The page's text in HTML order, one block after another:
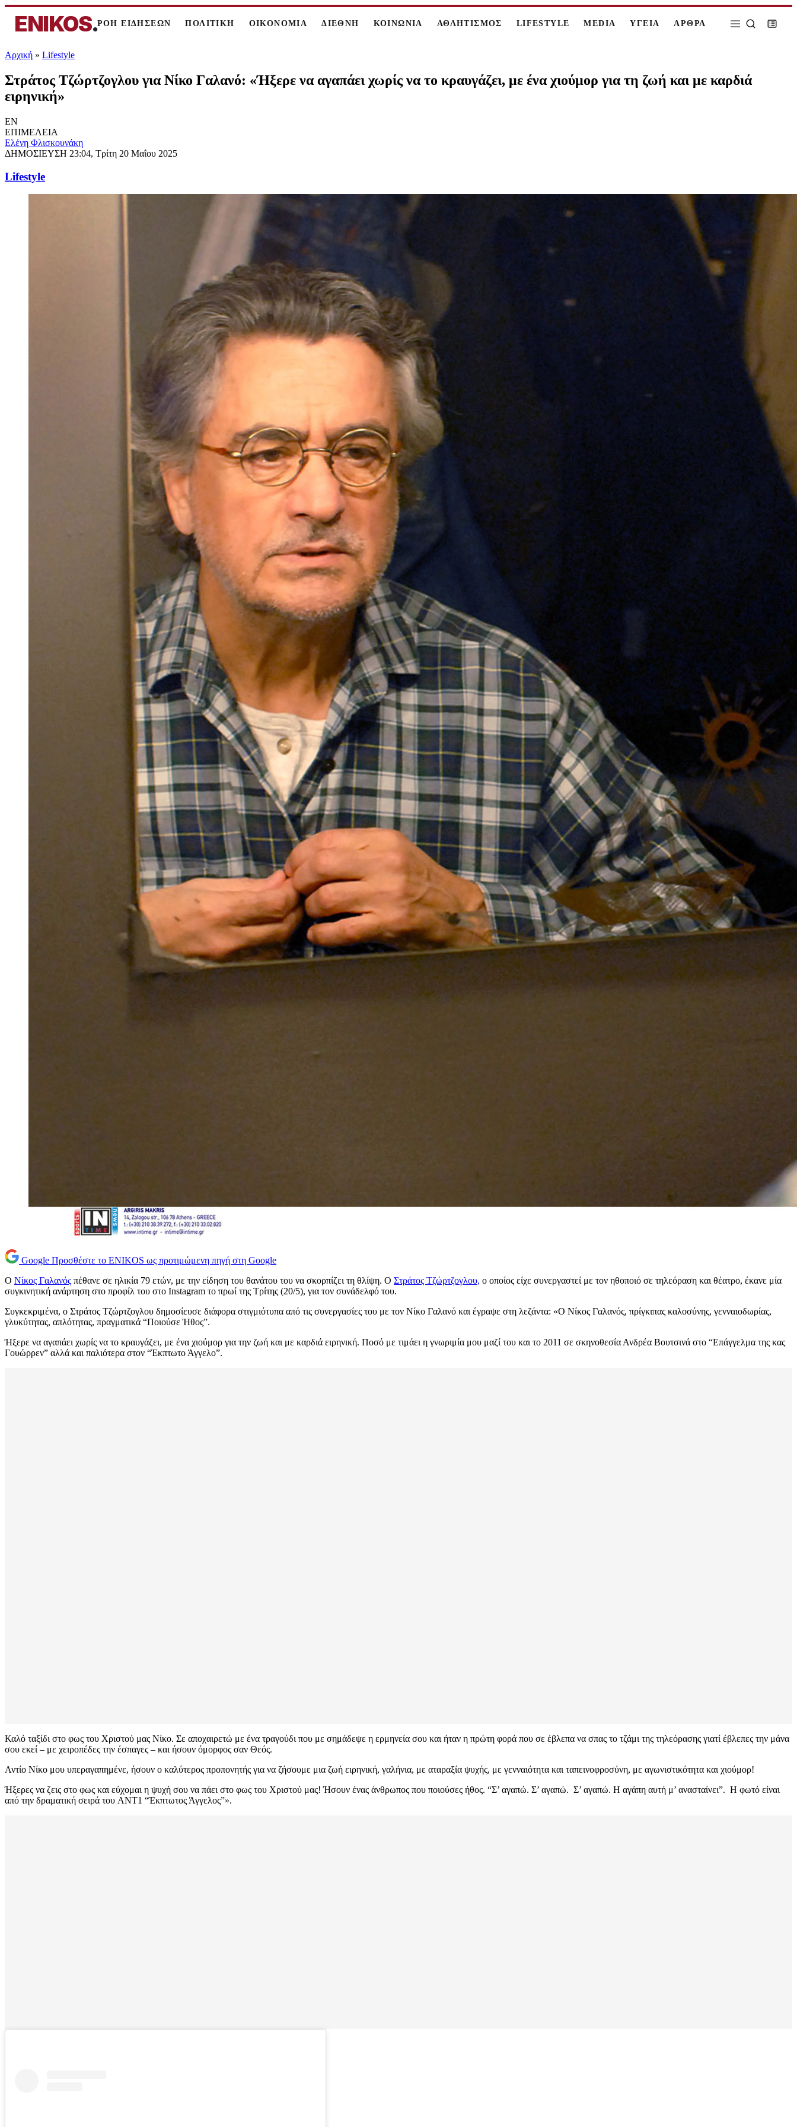
ENIKOS.ΡΟΗ ΕΙΔΗΣΕΩΝ ΠΟΛΙΤΙΚΗ ΟΙΚΟΝΟΜΙΑ ΔΙΕΘΝΗ ΚΟΙΝΩΝΙΑ ΑΘΛΗΤΙΣΜΟΣ LIFESTYLE MEDIA ΥΓΕΙΑ ΑΡΘΡΑ
Αρχική » Lifestyle
Στράτος Τζώρτζογλου για Νίκο Γαλανό: «Ήξερε να αγαπάει χωρίς να το κραυγάζει, με ένα χιούμορ για τη ζωή και με καρδιά
ειρηνική»
EN
ΕΠΙΜΕΛΕΙΑ
Ελένη Φλισκουνάκη
ΔΗΜΟΣΙΕΥΣΗ 23:04, Τρίτη 20 Μαΐου 2025
Lifestyle
Google Προσθέστε το ENIKOS ως προτιμώμενη πηγή στη Google
Ο Νίκος Γαλανός πέθανε σε ηλικία 79 ετών, με την είδηση του θανάτου του να σκορπίζει τη θλίψη. Ο Στράτος Τζώρτζογλου, ο οποίος είχε συνεργαστεί με τον ηθοποιό σε τηλεόραση και θέατρο, έκανε μία
συγκινητική ανάρτηση στο προφίλ του στο Instagram το πρωί της Τρίτης (20/5), για τον συνάδελφό του.
Συγκεκριμένα, ο Στράτος Τζώρτζογλου δημοσίευσε διάφορα στιγμιότυπα από τις συνεργασίες του με τον Νίκο Γαλανό και έγραψε στη λεζάντα: «Ο Νίκος Γαλανός, πρίγκιπας καλοσύνης, γενναιοδωρίας,
γλυκύτητας, απλότητας, πραγματικά “Ποιούσε Ήθος”.
Ήξερε να αγαπάει χωρίς να το κραυγάζει, με ένα χιούμορ για την ζωή και με καρδιά ειρηνική. Ποσό με τιμάει η γνωριμία μου μαζί του και το 2011 σε σκηνοθεσία Ανδρέα Βουτσινά στο “Επάγγελμα της κας
Γουώρρεν” αλλά και παλιότερα στον “Έκπτωτο Άγγελο”.
Καλό ταξίδι στο φως του Χριστού μας Νίκο. Σε αποχαιρετώ με ένα τραγούδι που με σημάδεψε η ερμηνεία σου και ήταν η πρώτη φορά που σε έβλεπα να σπας το τζάμι της τηλεόρασης γιατί έβλεπες την μάνα
σου εκεί – με χειροπέδες την έσπαγες – και ήσουν όμορφος σαν Θεός.
Αντίο Νίκο μου υπεραγαπημένε, ήσουν ο καλύτερος προπονητής για να ζήσουμε μια ζωή ειρηνική, γαλήνια, με αταραξία ψυχής, με γενναιότητα και ταπεινοφροσύνη, με αγωνιστικότητα και χιούμορ!
Ήξερες να ζεις στο φως και εύχομαι η ψυχή σου να πάει στο φως του Χριστού μας! Ήσουν ένας άνθρωπος που ποιούσες ήθος. “Σ’ αγαπώ. Σ’ αγαπώ. Σ’ αγαπώ. Η αγάπη αυτή μ’ ανασταίνει”. Η φωτό είναι
από την δραματική σειρά του ANT1 “Έκπτωτος Άγγελος”».